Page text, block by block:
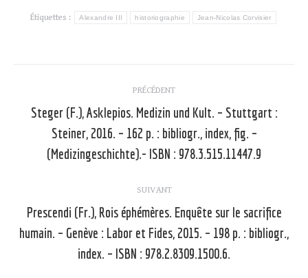
Étiquettes : Alexandre III historiographie Jean-Nicolas Corvisier
article
PRÉCÉDENT
Article
précédent
Steger (F.), Asklepios. Medizin und Kult. – Stuttgart :
Steiner, 2016. – 162 p. : bibliogr., index, fig. –
(Medizingeschichte).- ISBN : 978.3.515.11447.9
SUIVANT
Article
suivant
Prescendi (Fr.), Rois éphémères. Enquête sur le sacrifice
humain. – Genève : Labor et Fides, 2015. – 198 p. : bibliogr.,
index. – ISBN : 978.2.8309.1500.6.